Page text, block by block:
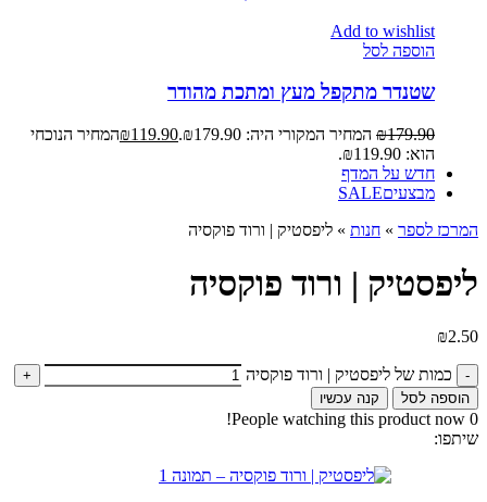
Add to wishlist
הוספה לסל
שטנדר מתקפל מעץ ומתכת מהודר
₪179.90 המחיר המקורי היה: ₪179.90. ₪119.90
המחיר הנוכחי
הוא: ₪119.90.
חדש על המדף
מבצעיםSALE
המרכז לספר » חנות » ליפסטיק | ורוד פוקסיה
ליפסטיק | ורוד פוקסיה
₪2.50
כמות של ליפסטיק | ורוד פוקסיה
הוספה לסל קנה עכשיו
0
People watching this product now!
שיתפו: